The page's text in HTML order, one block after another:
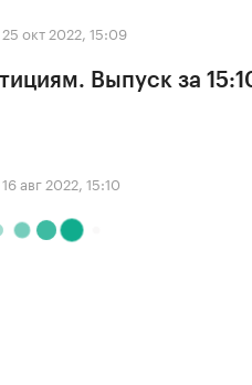
25 окт 2022, 15:09
Выпуск за
16 авг 2022, 15:10